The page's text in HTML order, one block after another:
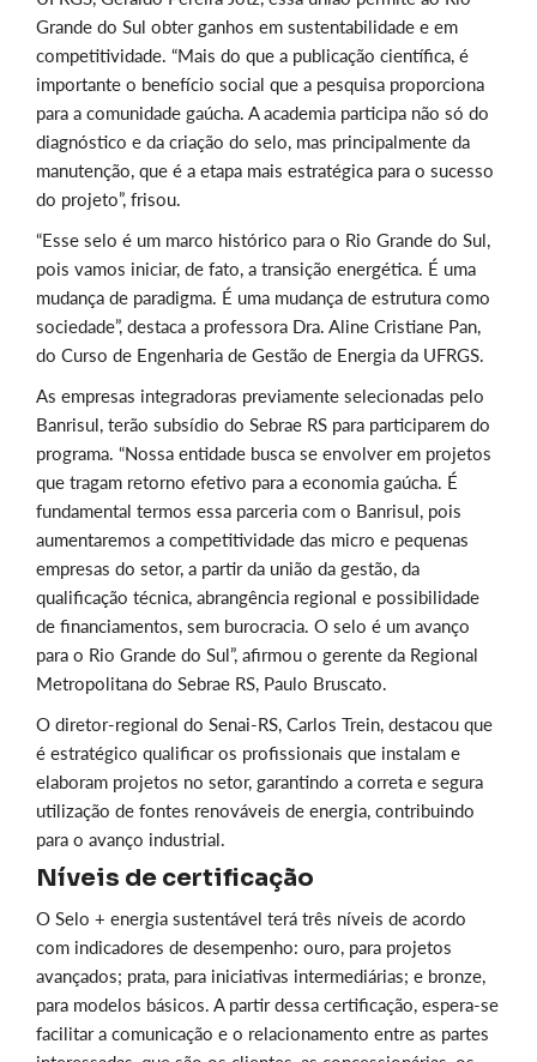
Grande do Sul obter ganhos em sustentabilidade e em
competitividade. “Mais do que a publicação científica, é
importante o benefício social que a pesquisa proporciona
para a comunidade gaúcha. A academia participa não só do
diagnóstico e da criação do selo, mas principalmente da
manutenção, que é a etapa mais estratégica para o sucesso
do projeto”, frisou.
“Esse selo é um marco histórico para o Rio Grande do Sul,
pois vamos iniciar, de fato, a transição energética. É uma
mudança de paradigma. É uma mudança de estrutura como
sociedade”, destaca a professora Dra. Aline Cristiane Pan,
do Curso de Engenharia de Gestão de Energia da UFRGS.
As empresas integradoras previamente selecionadas pelo
Banrisul, terão subsídio do Sebrae RS para participarem do
programa. “Nossa entidade busca se envolver em projetos
que tragam retorno efetivo para a economia gaúcha. É
fundamental termos essa parceria com o Banrisul, pois
aumentaremos a competitividade das micro e pequenas
empresas do setor, a partir da união da gestão, da
qualificação técnica, abrangência regional e possibilidade
de financiamentos, sem burocracia. O selo é um avanço
para o Rio Grande do Sul”, afirmou o gerente da Regional
Metropolitana do Sebrae RS, Paulo Bruscato.
O diretor-regional do Senai-RS, Carlos Trein, destacou que
é estratégico qualificar os profissionais que instalam e
elaboram projetos no setor, garantindo a correta e segura
utilização de fontes renováveis de energia, contribuindo
para o avanço industrial.
Níveis de certificação
O Selo + energia sustentável terá três níveis de acordo
com indicadores de desempenho: ouro, para projetos
avançados; prata, para iniciativas intermediárias; e bronze,
para modelos básicos. A partir dessa certificação, espera-se
facilitar a comunicação e o relacionamento entre as partes